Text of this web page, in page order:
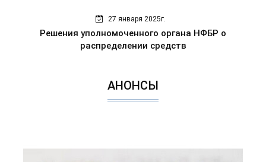
27 января 2025г.
Решения уполномоченного органа НФБР о
распределении средств
АНОНСЫ